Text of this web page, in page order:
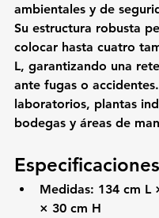
ambientales y de
Su estructura robusta
colocar hasta cuatro
L, garantizando una
ante fugas o
laboratorios, plantas
bodegas y áreas de
Medidas: 134 cm L
× 30 cm H